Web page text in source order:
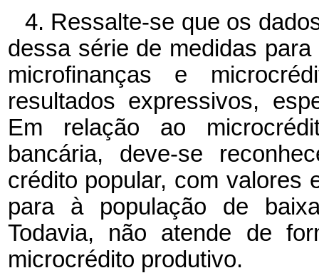
4. Ressalte-se que os
dessa série de medidas
microfinanças e
resultados expressivos,
Em relação ao
bancária, deve-se
crédito popular, com valores
para à população de
Todavia, não atende de
microcrédito produtivo.